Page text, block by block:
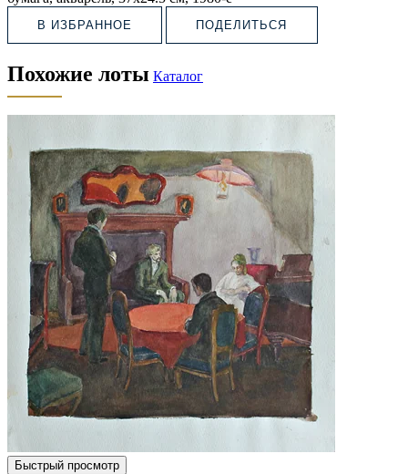
В ИЗБРАННОЕ ПОДЕЛИТЬСЯ
Похожие лоты Каталог
Быстрый просмотр